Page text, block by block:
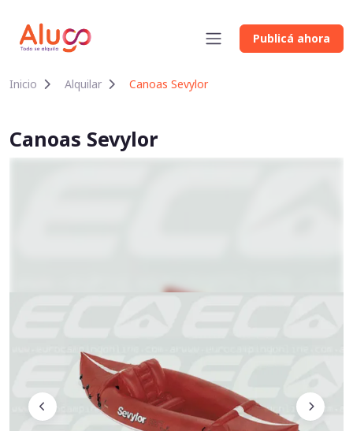
Publicá ahora
Inicio Alquilar Canoas Sevylor
Canoas Sevylor